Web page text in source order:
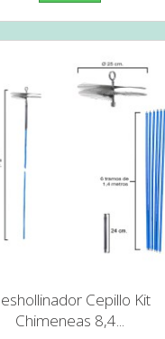
Cepillo Kit
Chimeneas 8,4...